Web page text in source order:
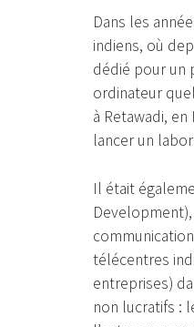
Dans les
indiens, où
dédié pour un
ordinateur
à Retawadi,
lancer un
Il était
télécentres
entreprises)
non lucratifs :